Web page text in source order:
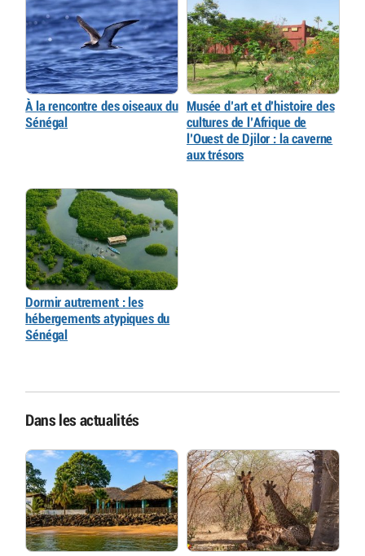
À la rencontre des oiseaux du
Sénégal
Musée d’art et d’histoire des
cultures de l’Afrique de
l’Ouest de Djilor : la caverne
aux trésors
Dormir autrement : les
hébergements atypiques du
Sénégal
Dans les actualités